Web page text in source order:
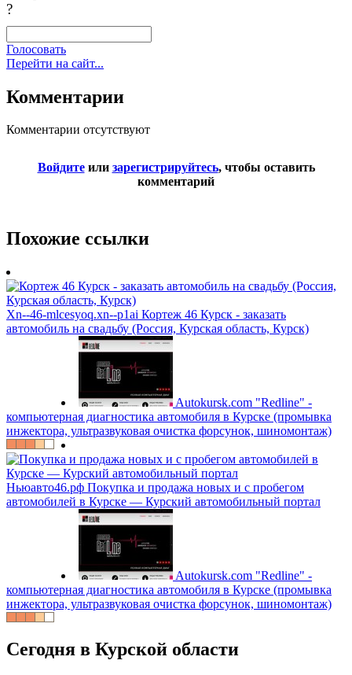
?
Голосовать
Перейти на сайт...
Комментарии
Комментарии отсутствуют
Войдитеили зарегистрируйтесь, чтобы оставить
комментарий
Похожие ссылки
Xn--46-mlcesyoq.xn--p1ai Кортеж 46 Курск - заказать
автомобиль на свадьбу (Россия, Курская область, Курск)
Autokursk.com "Redline" -
компьютерная диагностика автомобиля в Курске (промывка
инжектора, ультразвуковая очистка форсунок, шиномонтаж)
Ньюавто46.рф Покупка и продажа новых и с пробегом
автомобилей в Курске — Курский автомобильный портал
Autokursk.com "Redline" -
компьютерная диагностика автомобиля в Курске (промывка
инжектора, ультразвуковая очистка форсунок, шиномонтаж)
Сегодня в Курской области